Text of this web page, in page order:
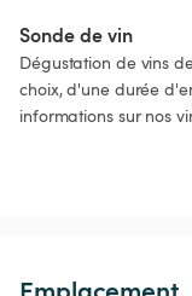
Sonde de vin
Dégustation de vins
choix, d'une durée
informations sur nos